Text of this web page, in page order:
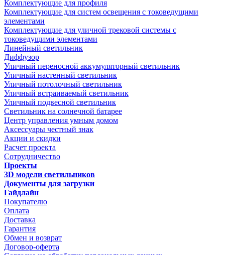
Комплектующие для профиля
Комплектующие для систем освещения с токоведущими
элементами
Комплектующие для уличной трековой системы с
токоведущими элементами
Линейный светильник
Диффузор
Уличный переносной аккумуляторный светильник
Уличный настенный светильник
Уличный потолочный светильник
Уличный встраиваемый светильник
Уличный подвесной светильник
Светильник на солнечной батарее
Центр управления умным домом
Аксессуары честный знак
Акции и скидки
Расчет проекта
Сотрудничество
Проекты
3D модели светильников
Документы для загрузки
Гайдлайн
Покупателю
Оплата
Доставка
Гарантия
Обмен и возврат
Договор-оферта